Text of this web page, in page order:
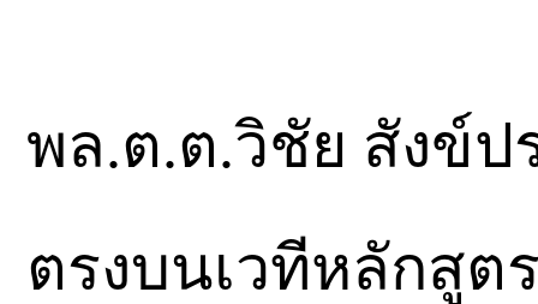
พล.ต.ต.วิชัย สังข์
ตรงบนเวทีหลักสูต